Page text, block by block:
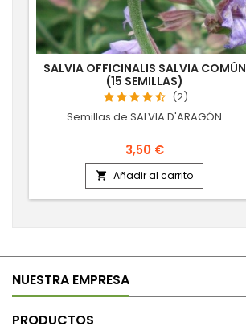
SALVIA OFFICINALIS SALVIA COMÚN
(15 SEMILLAS)
(2)
Semillas de SALVIA D'ARAGÓN
3,50 €
 Añadir al carrito
NUESTRA EMPRESA
PRODUCTOS